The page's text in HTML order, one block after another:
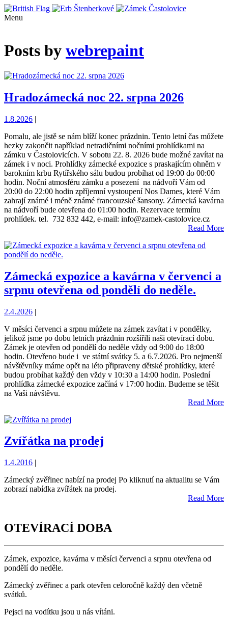
Menu
Posts by webrepaint
Hradozámecká noc 22. srpna 2026
1.8.2026 |
Pomalu, ale jistě se nám blíží konec prázdnin. Tento letní čas můžete
hezky zakončit například netradičními nočními prohlídkami na
zámku v Častolovicích. V sobotu 22. 8. 2026 bude možné zavítat na
zámek i v noci. Prohlídky zámecké expozice s praskajícím ohněm v
barokním krbu Rytířského sálu budou probíhat od 19:00 do 00:00
hodin. Noční atmosféru zámku a posezení na nádvoří Vám od
20:00 do 22:00 hodin zpříjemní vystoupení Nos Dames, které Vám
zahrají známé i méně známé francouzské šansony. Zámecká kavárna
na nádvoří bude otevřena do 01:00 hodin. Rezervace termínu
prohlídek. tel. 732 832 442, e-mail: info@zamek-castolovice.cz
Read More
Zámecká expozice a kavárna v červenci a
srpnu otevřena od pondělí do neděle.
2.4.2026 |
V měsíci červenci a srpnu můžete na zámek zavítat i v pondělky,
jelikož jsme po dobu letních prázdnin rozšířili naši otevírací dobu.
Zámek je otevřen od pondělí do neděle vždy od 9:00 do 18:00
hodin. Otevřeno bude i ve státní svátky 5. a 6.7.2026. Pro nejmenší
návštěvníky máme opět na léto připraveny dětské prohlídky, které
budou probíhat každý den vždy v 10:30 a 14:00 hodin. Poslední
prohlídka zámecké expozice začíná v 17:00 hodin. Budeme se těšit
na Vaši návštěvu.
Read More
Zvířátka na prodej
1.4.2016 |
Zámecký zvěřinec nabízí na prodej Po kliknutí na aktualitu se Vám
zobrazí nabídka zvířátek na prodej.
Read More
OTEVÍRACÍ DOBA
Zámek, expozice, kavárna v měsíci červenci a srpnu otevřena od
pondělí do neděle.
Zámecký zvěřinec a park otevřen celoročně každý den včetně
svátků.
Pejsci na vodítku jsou u nás vítáni.